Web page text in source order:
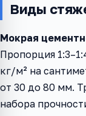
Виды
Мокрая
Пропорция
кг/м² на
от 30 до 80 мм.
набора